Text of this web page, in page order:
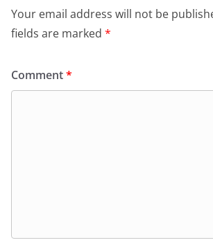
Your email address will not be
fields are marked *
Comment*